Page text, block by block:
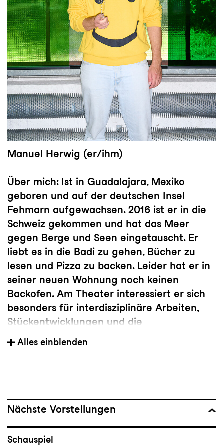
Manuel Herwig (er/ihm)
Über mich: Ist in Guadalajara, Mexiko
geboren und auf der deutschen Insel
Fehmarn aufgewachsen. 2016 ist er in die
Schweiz gekommen und hat das Meer
gegen Berge und Seen eingetauscht. Er
liebt es in die Badi zu gehen, Bücher zu
lesen und Pizza zu backen. Leider hat er in
seiner neuen Wohnung noch keinen
Backofen. Am Theater interessiert er sich
besonders für interdisziplinäre Arbeiten,
Stückentwicklungen und die
Überschneidungen und Grenzen von
Schauspiel und Performance.
Geboren in:Mexiko
Studium/Ausbildung:
Alles einblenden
Nächste Vorstellungen
Schauspiel